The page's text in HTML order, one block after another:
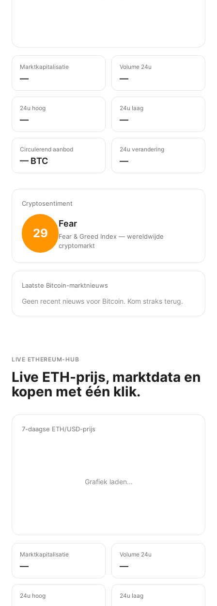
Marktkapitalisatie
—
Volume 24u
—
24u hoog
—
24u laag
—
Circulerend aanbod
— BTC
24u verandering
—
Cryptosentiment
29
Fear
Fear & Greed Index — wereldwijde
cryptomarkt
Laatste Bitcoin-marktnieuws
Geen recent nieuws voor Bitcoin. Kom straks terug.
LIVE ETHEREUM-HUB
Live ETH-prijs, marktdata en
kopen met één klik.
7-daagse ETH/USD-prijs
Grafiek laden…
Marktkapitalisatie
—
Volume 24u
—
24u hoog 24u laag